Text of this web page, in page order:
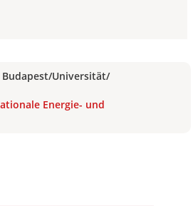
/Universität/
Energie- und